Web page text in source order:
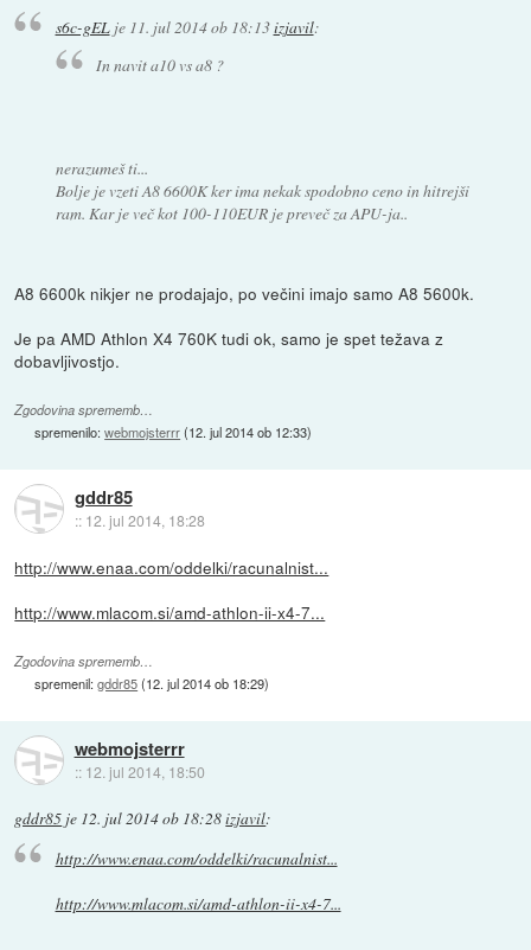
s6c-gELje 11. jul 2014 ob 18:13izjavil:
In navit a10 vs a8 ?
nerazumeš ti...
Bolje je vzeti A8 6600K ker ima nekak spodobno ceno in hitrejši
ram. Kar je več kot 100-110EUR je preveč za APU-ja..
A8 6600k nikjer ne prodajajo, po večini imajo samo A8 5600k.
Je pa AMD Athlon X4 760K tudi ok, samo je spet težava z
dobavljivostjo.
Zgodovina sprememb…
spremenilo:webmojsterrr(12. jul 2014 ob 12:33)
gddr85
:: 12. jul 2014, 18:28
http://www.enaa.com/oddelki/racunalnist...
http://www.mlacom.si/amd-athlon-ii-x4-7...
Zgodovina sprememb…
spremenil:gddr85(12. jul 2014 ob 18:29)
webmojsterrr
:: 12. jul 2014, 18:50
gddr85 je 12. jul 2014 ob 18:28izjavil:
http://www.enaa.com/oddelki/racunalnist...
http://www.mlacom.si/amd-athlon-ii-x4-7...